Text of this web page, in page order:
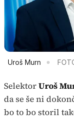
Uroš Murn
SelektorUroš
da se še ni
bo to bo storil